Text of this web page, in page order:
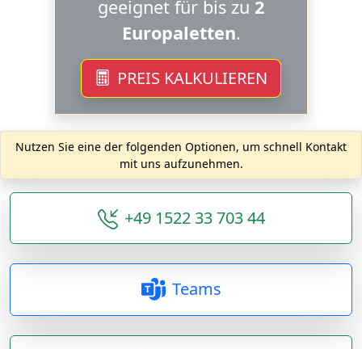
geeignet für bis zu 2
Europaletten.
PREIS KALKULIEREN
Nutzen Sie eine der folgenden Optionen, um schnell Kontakt
mit uns aufzunehmen.
+49 1522 33 703 44
Teams